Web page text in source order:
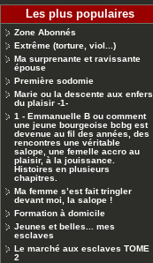
Les plus populaires
Zone Abonnés
Extrême (torture, viol...)
Ma surprenante et ravissante
épouse
Première sodomie
Marie ou la descente aux enfers
du plaisir -1-
1 - Emmanuelle B ou comment
une jeune bourgeoise bcbg est
devenue au fil des années, des
rencontres une véritable
salope, une femelle accro au
plaisir, à la jouissance.
Histoires en plusieurs
chapitres.
Ma femme s’est fait tringler
devant moi, la salope !
Formation à domicile
Jeunes et belles... mes
esclaves
Le marché aux esclaves TOME
2